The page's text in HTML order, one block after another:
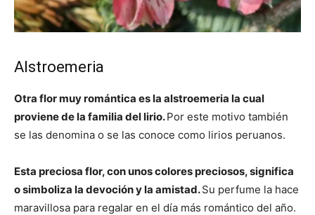
Alstroemeria
Otra flor muy romántica es la alstroemeria la cual
proviene de la familia del lirio.Por este motivo también
se las denomina o se las conoce como lirios peruanos.
Esta preciosa flor, con unos colores preciosos, significa
o simboliza la devoción y la amistad.Su perfume la hace
maravillosa para regalar en el día más romántico del año.